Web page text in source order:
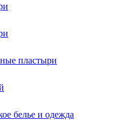
пластыри
белье и одежда